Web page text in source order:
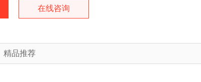
在线咨询
精品推荐